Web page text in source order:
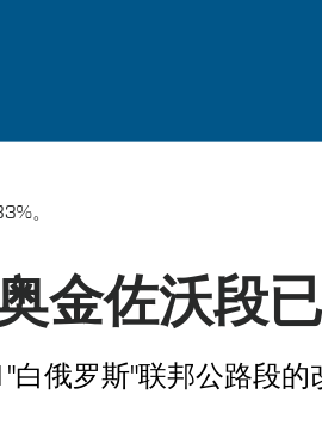
。
金佐沃段已
白俄罗斯"联邦公路段